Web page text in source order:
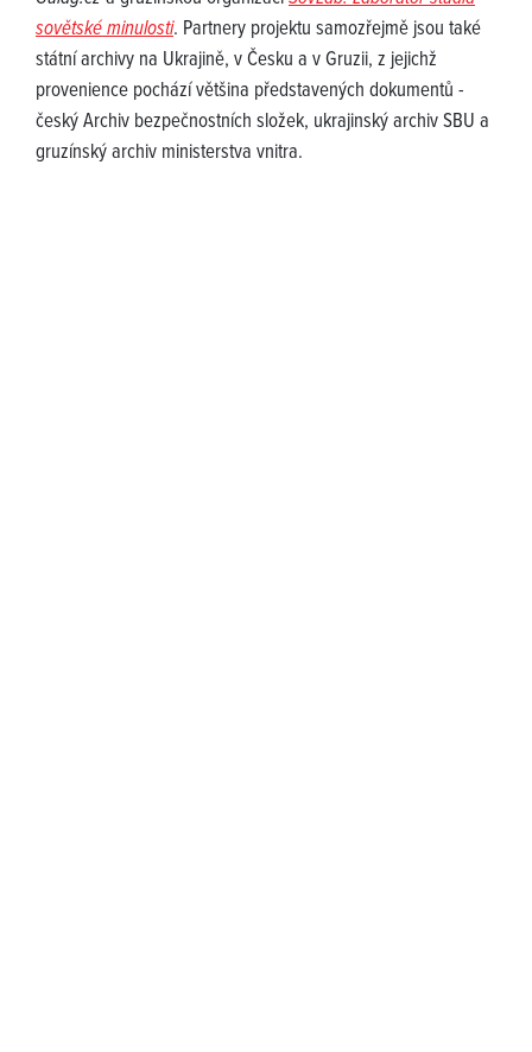
sovětské minulosti. Partnery projektu samozřejmě jsou také
státní archivy na Ukrajině, v Česku a v Gruzii, z jejichž
provenience pochází většina představených dokumentů -
český Archiv bezpečnostních složek, ukrajinský archiv SBU a
gruzínský archiv ministerstva vnitra.